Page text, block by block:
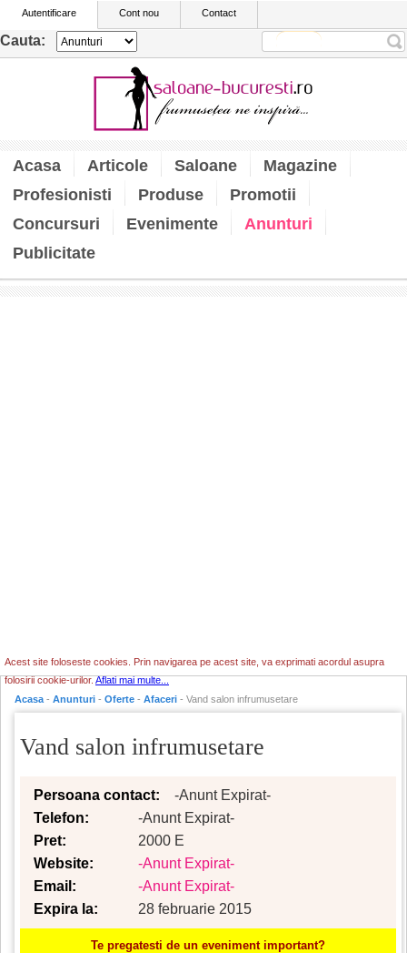
Autentificare Cont nou Contact
Cauta:
Acasa Articole Saloane
Magazine
Profesionisti
Produse
Promotii
Concursuri
Evenimente
Anunturi
Publicitate
Acest site foloseste cookies. Prin navigarea pe acest site, va exprimati acordul asupra
folosirii cookie-urilor.Aflati mai multe...
Acasa - Anunturi - Oferte - Afaceri - Vand salon infrumusetare
Vand salon infrumusetare
Persoana contact:
-Anunt Expirat-
Telefon:
-Anunt Expirat-
Pret:
2000 E
Website:
-Anunt Expirat-
Email:
-Anunt Expirat-
Expira la:
28 februarie 2015
Te pregatesti de un eveniment important?